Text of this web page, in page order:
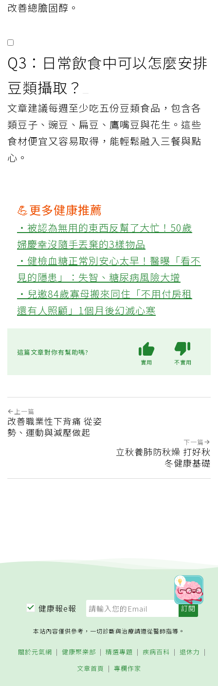
改善總膽固醇。
Q3：日常飲食中可以怎麼安排
豆類攝取？
文章建議每週至少吃五份豆類食品，包含各
類豆子、豌豆、扁豆、鷹嘴豆與花生。這些
食材便宜又容易取得，能輕鬆融入三餐與點
心。
💪更多健康推薦
‧被認為無用的東西反幫了大忙！50歲
婦慶幸沒隨手丟棄的3樣物品
‧健檢血糖正常別安心太早！醫曝「看不
見的隱患」：失智、糖尿病風險大增
‧兒邀84歲寡母搬來同住「不用付房租
還有人照顧」1個月後幻滅心寒
這篇文章對你有幫助嗎?
實用 不實用
上一篇
改善職業性下背痛 從姿
勢、運動與減壓做起
下一篇
立秋養肺防秋燥 打好秋
冬健康基礎
健康報e報
本站內容僅供參考，一切診斷與治療請遵從醫師指導。
關於元氣網 健康聚樂部 精選專題 疾病百科
退休力
文章首頁
專欄作家